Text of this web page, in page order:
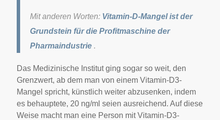
Mit anderen Worten: Vitamin-D-Mangel ist der
Grundstein für die Profitmaschine der
Pharmaindustrie.
Das Medizinische Institut ging sogar so weit, den
Grenzwert, ab dem man von einem Vitamin-D3-
Mangel spricht, künstlich weiter abzusenken, indem
es behauptete, 20 ng/ml seien ausreichend. Auf diese
Weise macht man eine Person mit Vitamin-D3-